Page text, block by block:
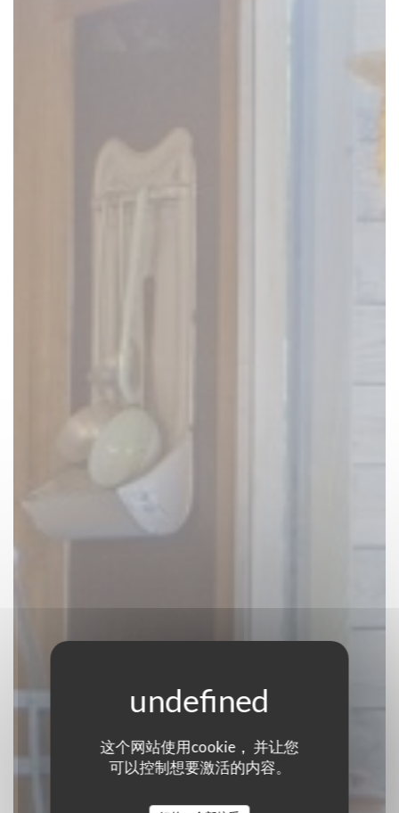
这个网站使用cookie， 并让您
可以控制想要激活的内容。
La Baguernette by
ISNOR
区域美食|CLAIRMARAIS